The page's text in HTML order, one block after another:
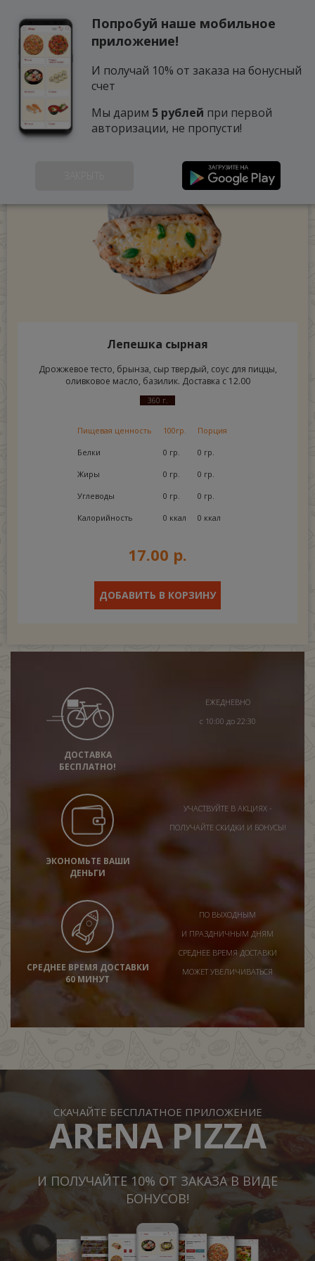
Лепешка сырная
Дрожжевое тесто, брынза, сыр твердый, соус для пиццы,
оливковое масло, базилик. Доставка с 12.00
360 г.
Пищевая ценность 100гр. Порция
Белки 0 гр. 0 гр.
Жиры 0 гр. 0 гр.
Углеводы 0 гр. 0 гр.
Калорийность 0 ккал 0 ккал
17.00 р.
ДОБАВИТЬ В КОРЗИНУ
ДОСТАВКА
БЕСПЛАТНО!
ЕЖЕДНЕВНО
с 10:00 до 22:30
ЭКОНОМЬТЕ ВАШИ
ДЕНЬГИ
УЧАСТВУЙТЕ В АКЦИЯХ -
ПОЛУЧАЙТЕ СКИДКИ И БОНУСЫ!
СРЕДНЕЕ ВРЕМЯ ДОСТАВКИ
60 МИНУТ
ПО ВЫХОДНЫМ
И ПРАЗДНИЧНЫМ ДНЯМ
СРЕДНЕЕ ВРЕМЯ ДОСТАВКИ
МОЖЕТ УВЕЛИЧИВАТЬСЯ
СКАЧАЙТЕ БЕСПЛАТНОЕ ПРИЛОЖЕНИЕ
ARENA PIZZA
И ПОЛУЧАЙТЕ 10% ОТ ЗАКАЗА В ВИДЕ
БОНУСОВ!
Попробуй наше мобильное
приложение!
И получай 10% от заказа на бонусный
счет
Мы дарим 5 рублей при первой
авторизации, не пропусти!